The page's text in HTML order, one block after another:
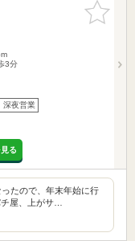
お気に入
りに追加
3分
深夜営業
る
たので、年末年始に行
屋、上がサ…